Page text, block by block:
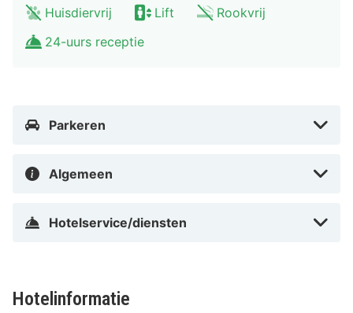
op een kwartiertje rijden van Westfield Centro en
Kolenmijn en industriecomplex Zeche Zollverein. Dit
Vlak bij Westfield Centro
Huisdiervrij
Lift
Rookvrij
24-uurs receptie
Parkeren
Algemeen
Hotelservice/diensten
Hotelinformatie